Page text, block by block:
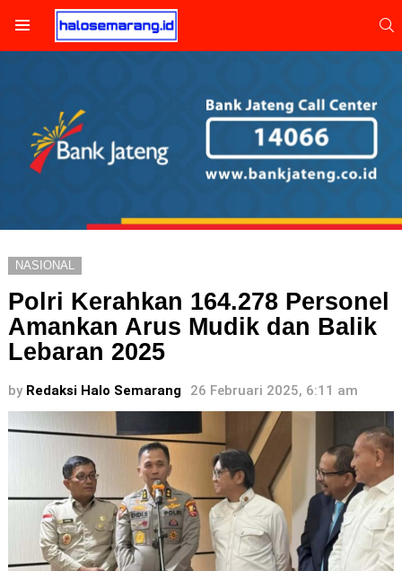
NASIONAL
Polri Kerahkan 164.278 Personel
Amankan Arus Mudik dan Balik
Lebaran 2025
by Redaksi Halo Semarang 26 Februari 2025, 6:11 am